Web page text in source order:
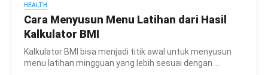
HEALTH
Cara Menyusun Menu Latihan dari Hasil
Kalkulator BMI
Kalkulator BMI bisa menjadi titik awal untuk menyusun
menu latihan mingguan yang lebih sesuai dengan ...